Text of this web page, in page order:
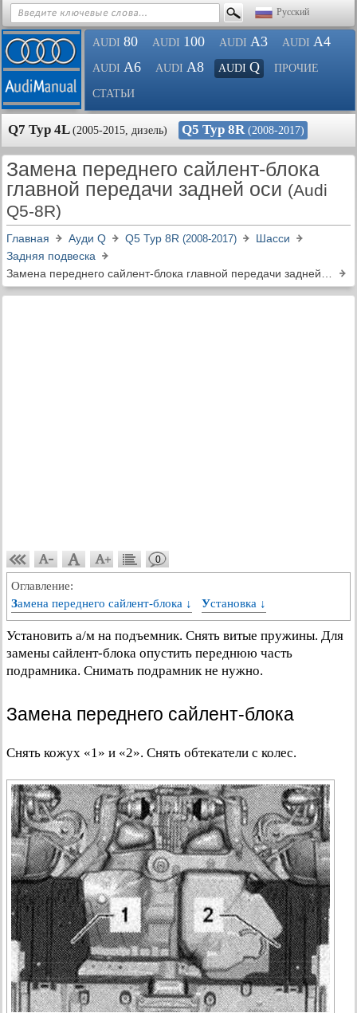
Русский
AUDI 80 AUDI 100 AUDI A3 AUDI A4
AUDI A6 AUDI A8 AUDI Q ПРОЧИЕ
СТАТЬИ
Q7 Typ 4L (2005-2015, дизель) Q5 Typ 8R (2008-2017)
Замена переднего сайлент-блока
главной передачи задней оси (Audi
Q5-8R)
Главная Ауди Q Q5 Typ 8R (2008-2017)
Шасси
Задняя подвеска
0
Оглавление:
Замена переднего сайлент-блока ↓
Установка ↓
Установить а/м на подъемник. Снять витые пружины. Для
замены сайлент-блока опустить переднюю часть
подрамника. Снимать подрамник не нужно.
Замена переднего сайлент-блока
Снять кожух «1» и «2». Снять обтекатели с колес.